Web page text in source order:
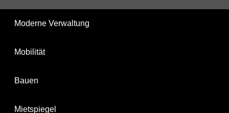
Moderne Verwaltung
Mobilität
Bauen
Mietspiegel